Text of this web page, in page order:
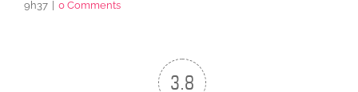
9h37 0 Comments
3.8